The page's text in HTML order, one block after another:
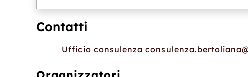
Contatti
Ufficio consulenza